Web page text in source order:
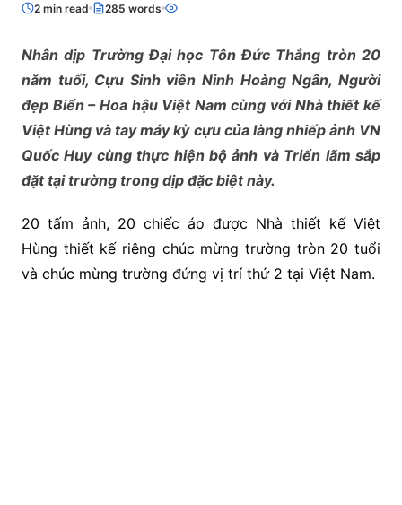
2 min read 285 words
Nhân dịp Trường Đại học Tôn Đức Thắng tròn 20
năm tuổi, Cựu Sinh viên Ninh Hoàng Ngân, Người
đẹp Biển – Hoa hậu Việt Nam cùng với Nhà thiết kế
Việt Hùng và tay máy kỳ cựu của làng nhiếp ảnh VN
Quốc Huy cùng thực hiện bộ ảnh và Triển lãm sắp
đặt tại trường trong dịp đặc biệt này.
20 tấm ảnh, 20 chiếc áo được Nhà thiết kế Việt
Hùng thiết kế riêng chúc mừng trường tròn 20 tuổi
và chúc mừng trường đứng vị trí thứ 2 tại Việt Nam.